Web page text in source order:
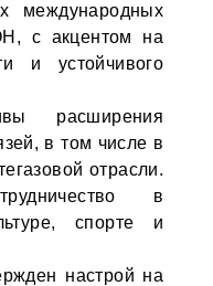
международных
с акцентом на
и устойчивого
расширения
в том числе в
отрасли.
в
спорте и
настрой на